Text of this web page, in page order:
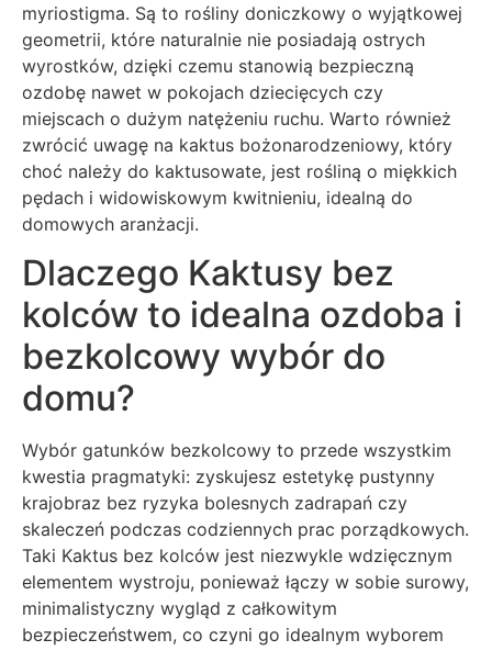
myriostigma. Są to rośliny doniczkowy o wyjątkowej
geometrii, które naturalnie nie posiadają ostrych
wyrostków, dzięki czemu stanowią bezpieczną
ozdobę nawet w pokojach dziecięcych czy
miejscach o dużym natężeniu ruchu. Warto również
zwrócić uwagę na kaktus bożonarodzeniowy, który
choć należy do kaktusowate, jest rośliną o miękkich
pędach i widowiskowym kwitnieniu, idealną do
domowych aranżacji.
Dlaczego Kaktusy bez
kolców to idealna ozdoba i
bezkolcowy wybór do
domu?
Wybór gatunków bezkolcowy to przede wszystkim
kwestia pragmatyki: zyskujesz estetykę pustynny
krajobraz bez ryzyka bolesnych zadrapań czy
skaleczeń podczas codziennych prac porządkowych.
Taki Kaktus bez kolców jest niezwykle wdzięcznym
elementem wystroju, ponieważ łączy w sobie surowy,
minimalistyczny wygląd z całkowitym
bezpieczeństwem, co czyni go idealnym wyborem